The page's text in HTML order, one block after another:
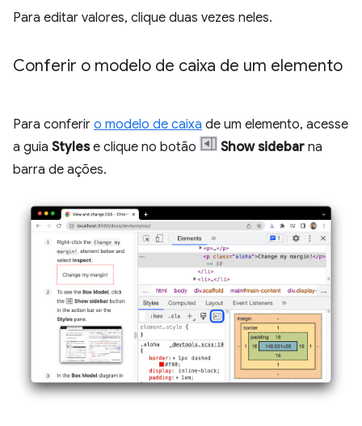
Para editar valores, clique duas vezes neles.
Conferir o modelo de caixa de um elemento
Para conferir o modelo de caixa de um elemento, acesse
a guia Stylese clique no botão Show sidebar na
barra de ações.